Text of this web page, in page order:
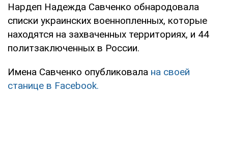
Нардеп Надежда Савченко обнародовала
списки украинских военнопленных, которые
находятся на захваченных территориях, и 44
политзаключенных в России.
Имена Савченко опубликовала на своей
станице в Facebook.